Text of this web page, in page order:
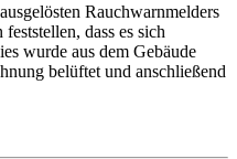
Rauchwarnmelders
dass es sich
wurde aus dem Gebäude
belüftet und anschließend